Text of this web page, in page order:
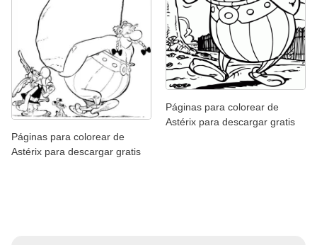
Páginas para colorear de
Astérix para descargar gratis
Páginas para colorear de
Astérix para descargar gratis